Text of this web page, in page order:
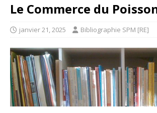
Le Commerce du
janvier 21, 2025 Bibliographie SPM [RE]